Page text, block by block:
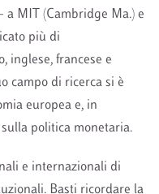
a MIT (Cambridge Ma.) e
più di
inglese, francese e
campo di ricerca si è
europea e, in
politica monetaria.
e internazionali di
Basti ricordare la